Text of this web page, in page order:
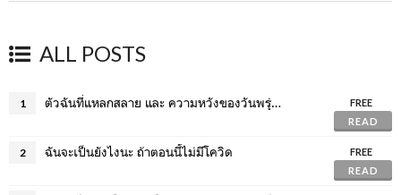
ALL POSTS
1 ตัวฉันที่แหลกสลาย และ ความหวังของวันพรุ่งนี้...
FREE
READ
2 ฉันจะเป็นยังไงนะ ถ้าตอนนี้ไม่มีโควิด
FREE
READ